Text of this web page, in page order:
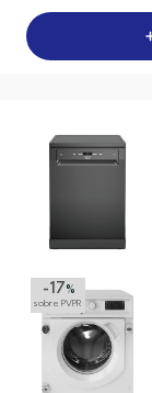
-17 %
sobre PVPR